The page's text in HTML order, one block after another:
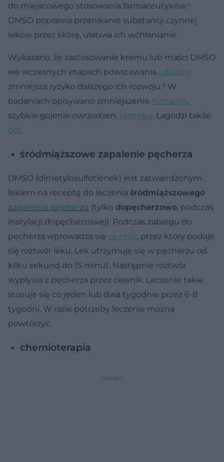
do miejscowego stosowania farmaceutyków.¹
DMSO poprawia przenikanie substancji czynnej
leków przez skórę, ułatwia ich wchłanianie.
Wykazano, że zastosowanie kremu lub maści DMSO
we wczesnych etapach powstawania odleżyn
zmniejsza ryzyko dalszego ich rozwoju.³ W
badaniach opisywano zmniejszenie rumienia,
szybkie gojenie owrzodzeń, obrzęku. Łagodzi także
ból.
śródmiąższowe zapalenie pęcherza
DMSO (dimetylosulfotlenek) jest zatwierdzonym
lekiem na receptę do leczenia śródmiąższowego
zapalenia pęcherza (tylko dopęcherzowo, podczas
instylacji dopęcherzowej). Podczas zabiegu do
pęcherza wprowadza się cewnik, przez który podaje
się roztwór leku. Lek utrzymuje się w pęcherzu od
kilku sekund do 15 minut. Następnie roztwór
wypływa z pęcherza przez cewnik. Leczenie takie
stosuje się co jeden lub dwa tygodnie przez 6-8
tygodni. W razie potrzeby leczenie można
powtórzyć.
chemioterapia